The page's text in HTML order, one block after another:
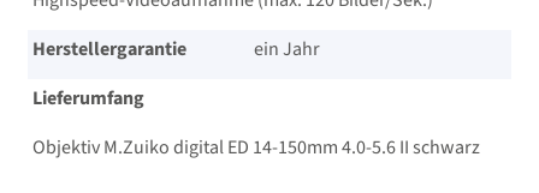
Herstellergarantie
ein Jahr
Lieferumfang
Objektiv M.Zuiko digital ED 14-150mm 4.0-5.6 II schwarz